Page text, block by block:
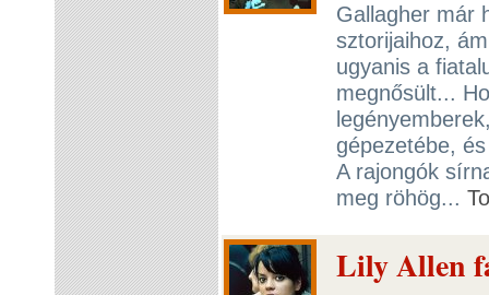
Gallagher már
sztorijaihoz,
ugyanis a
megnősült...
gépezetébe,
A rajongók
meg röhög...
Lily Allen